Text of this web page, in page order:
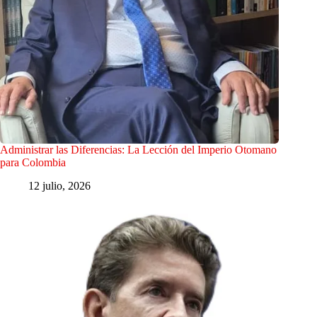
Administrar las Diferencias: La Lección del Imperio Otomano
para Colombia
12 julio, 2026